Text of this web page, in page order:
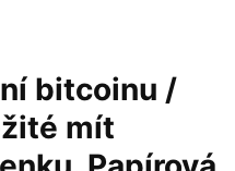
bitcoinu /
mít